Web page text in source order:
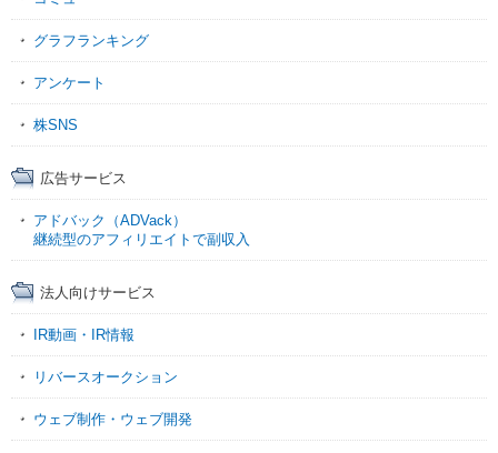
グラフランキング
アンケート
株SNS
広告サービス
アドバック（ADVack）
継続型のアフィリエイトで副収入
法人向けサービス
IR動画・IR情報
リバースオークション
ウェブ制作・ウェブ開発